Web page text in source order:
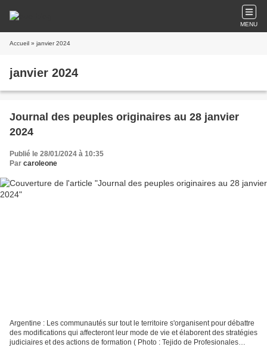
MENU
Accueil » janvier 2024
janvier 2024
Journal des peuples originaires au 28 janvier
2024
Publié le 28/01/2024 à 10:35
Par caroleone
Argentine : Les communautés sur tout le territoire s'organisent pour débattre
des modifications qui affecteront leur mode de vie et élaborent des stratégies
judiciaires et des actions de formation ( Photo : Tejido de Profesionales